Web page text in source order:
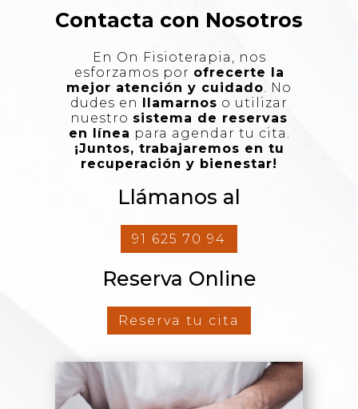
Contacta con Nosotros
En On Fisioterapia, nos
esforzamos por ofrecerte la
mejor atención y cuidado. No
dudes en llamarnos o utilizar
nuestro sistema de reservas
en línea para agendar tu cita.
¡Juntos, trabajaremos en tu
recuperación y bienestar!
Llámanos al
91 625 70 94
Reserva Online
Reserva tu cita